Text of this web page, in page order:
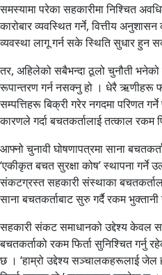
समस्यामा परेका सहकारीमा निश्चित
कारोबार व्यवस्थित गर्ने, वित्तीय
व्यवस्था लागू गर्न सके स्थिति सुधार हुन
तर, अहिलेको सबैभन्दा ठूलो चुनौती भनेको
रूपान्तरण गर्न नसक्नु हो । धेरै ऋणीहरू
सम्पत्तिहरू बिक्री गरेर नगदमा परिणत
कारणले गर्दा बचतकर्तालाई तत्काल रकम
आफ्नो चुनावी घोषणापत्रमा साना
‘एकीकृत बचत सुरक्षा कोष’ स्थापना
संकटग्रस्त सहकारी संस्थाका
साना बचतकर्ताबाट सुरु गर्दै रकम भुक्तानी
सहकारी संकट समाधानको उद्देश्य केवल
बचतकर्ताको रकम फिर्ता सुनिश्चित गर्नु
छ । ‘हाम्रो उद्देश्य सञ्चालकहरूलाई जेल